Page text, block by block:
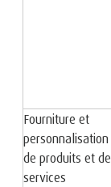
Fourniture et
personnalisation
de produits et de
services